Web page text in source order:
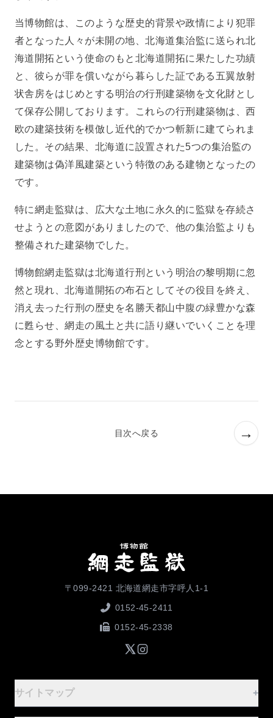
当博物館は、このような歴史的背景や政情により犯罪
者となった人々が未開の地、北海道集治監に送られ北
海道開拓という使命のもと北海道開拓に果たした功績
と、彼らが罪を償いながら暮らした証である五翼放射
状舎房をはじめとする明治の行刑建築物を文化財とし
て保存公開しております。これらの行刑建築物は、西
欧の建築技術を模倣し近代的でかつ斬新に建てられま
した。その結果、北海道に設置された5つの集治監の
建築物は偽洋風建築という特徴のある建物となったの
です。
特に網走監獄は、広大な土地に永久的に監獄を存続さ
せようとの意図がありましたので、他の集治監よりも
整備された建築物でした。
博物館網走監獄は北海道行刑という明治の黎明期に忽
然と現れ、北海道開拓の布石としてその役目を終え、
消え去った行刑の歴史を名勝天都山中腹の緑豊かな森
に甦らせ、網走の風土と共に語り継いでいくことを理
念とする野外歴史博物館です。
目次へ戻る →
〒099-2421 北海道網走市字呼人1-1
0152-45-2411
0152-45-2338
サイトマップ +